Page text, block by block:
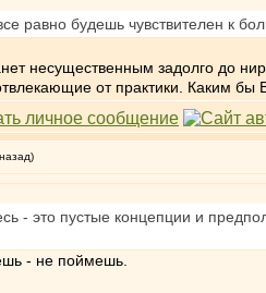
равно будешь чувствителен к
несущественным задолго до
от практики. Каким
- это пустые концепции и
- не поймешь.